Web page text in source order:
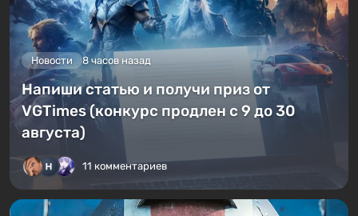
Новости 8 часов назад
Напиши статью и получи приз от
VGTimes (конкурс продлен с 9 до 30
августа)
11 комментариев